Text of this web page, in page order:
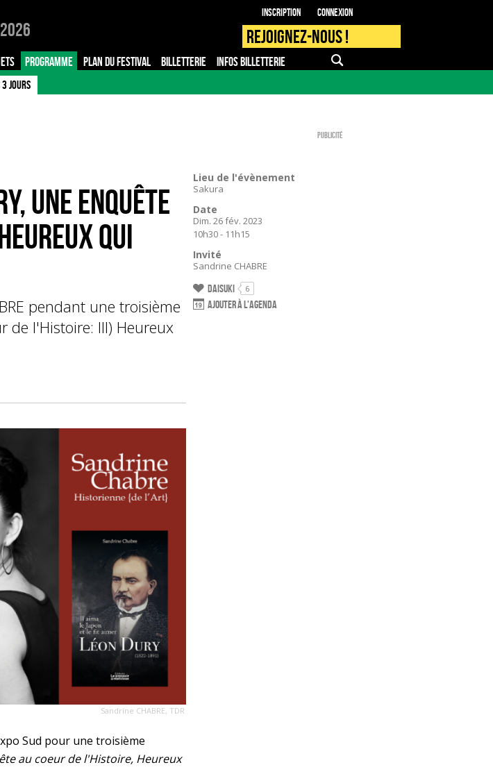
Inscription Connexion
Rejoignez-nous !
PROGRAMME PLAN DU FESTIVAL BILLETTERIE INFOS BILLETTERIE APPLI MOBILE
JOURS
Publicité
une enquête
qui
pendant une troisième
de l'Histoire: III) Heureux
Sandrine CHABRE, TDR
Sud pour une troisième
au coeur de l'Histoire, Heureux
Lieu de l'évènement
Sakura
Date
Dim. 26 fév. 2023
10h30 - 11h15
Invité
Sandrine CHABRE
Daisuki 6
Ajouter à l'agenda